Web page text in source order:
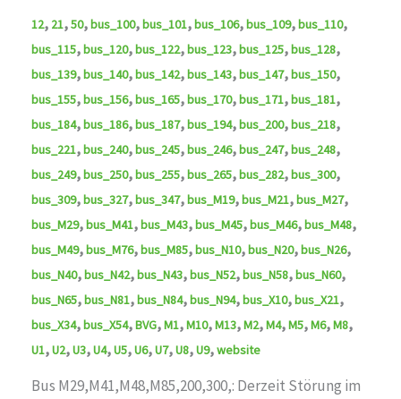
12, 21,50,bus_100,bus_101,bus_106,bus_109,bus_110,
bus_115,bus_120,bus_122,bus_123,bus_125,bus_128,
bus_139,bus_140,bus_142,bus_143,bus_147,bus_150,
bus_155,bus_156,bus_165,bus_170,bus_171,bus_181,
bus_184,bus_186,bus_187,bus_194,bus_200,bus_218,
bus_221,bus_240,bus_245,bus_246,bus_247,bus_248,
bus_249,bus_250,bus_255,bus_265,bus_282,bus_300,
bus_309,bus_327,bus_347,bus_M19,bus_M21,bus_M27,
bus_M29,bus_M41,bus_M43,bus_M45,bus_M46,bus_M48,
bus_M49,bus_M76,bus_M85,bus_N10,bus_N20,bus_N26,
bus_N40,bus_N42,bus_N43,bus_N52,bus_N58,bus_N60,
bus_N65,bus_N81,bus_N84,bus_N94,bus_X10,bus_X21,
bus_X34,bus_X54,BVG,M1,M10,M13,M2,M4,M5,M6,M8,
U1,U2,U3,U4,U5,U6,U7,U8,U9,website
Bus M29,M41,M48,M85,200,300,: Derzeit Störung im